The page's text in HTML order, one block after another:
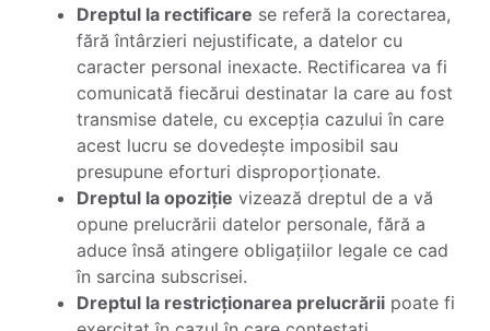
Dreptul la rectificare se referă la corectarea,
fără întârzieri nejustificate, a datelor cu
caracter personal inexacte. Rectificarea va fi
comunicată fiecărui destinatar la care au fost
transmise datele, cu excepția cazului în care
acest lucru se dovedește imposibil sau
presupune eforturi disproporționate.
Dreptul la opoziție vizează dreptul de a vă
opune prelucrării datelor personale, fără a
aduce însă atingere obligațiilor legale ce cad
în sarcina subscrisei.
Dreptul la restricționarea prelucrării poate fi